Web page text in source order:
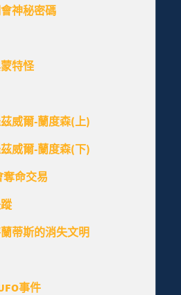
神秘密碼
特怪
威爾-蘭度森(上)
威爾-蘭度森(下)
奪命交易
蒂斯的消失文明
事件